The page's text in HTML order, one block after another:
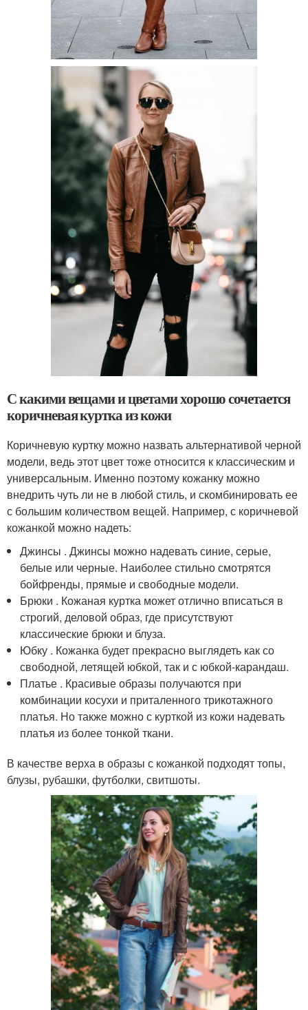
С какими вещами и цветами хорошо сочетается
коричневая куртка из кожи
Коричневую куртку можно назвать альтернативой черной
модели, ведь этот цвет тоже относится к классическим и
универсальным. Именно поэтому кожанку можно
внедрить чуть ли не в любой стиль, и скомбинировать ее
с большим количеством вещей. Например, с коричневой
кожанкой можно надеть:
Джинсы . Джинсы можно надевать синие, серые,
белые или черные. Наиболее стильно смотрятся
бойфренды, прямые и свободные модели.
Брюки . Кожаная куртка может отлично вписаться в
строгий, деловой образ, где присутствуют
классические брюки и блуза.
Юбку . Кожанка будет прекрасно выглядеть как со
свободной, летящей юбкой, так и с юбкой-карандаш.
Платье . Красивые образы получаются при
комбинации косухи и приталенного трикотажного
платья. Но также можно с курткой из кожи надевать
платья из более тонкой ткани.
В качестве верха в образы с кожанкой подходят топы,
блузы, рубашки, футболки, свитшоты.